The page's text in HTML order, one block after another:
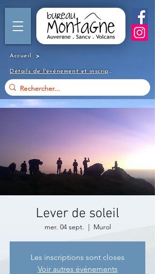
Accueil >
Détails de l'événement et inscription
Lever de soleil
mer. 04 sept.
  |
Murol
Les inscriptions sont closes
Voir autres événements